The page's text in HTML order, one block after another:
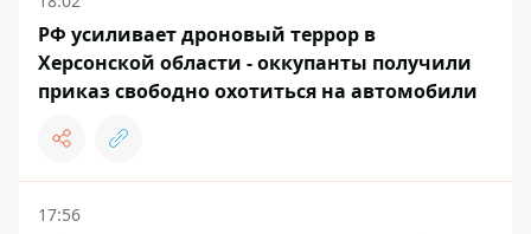
РФ усиливает дроновый террор в
Херсонской области - оккупанты получили
приказ свободно охотиться на автомобили
17:56